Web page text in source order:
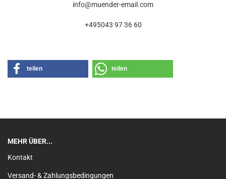
info@muender-email.com
+495043 97 36 60
teilen teilen
MEHR ÜBER...
Kontakt
Versand- & Zahlungsbedingungen